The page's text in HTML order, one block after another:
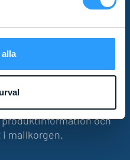
PÅ VÅRT
av vårt
och
mailkorgen.